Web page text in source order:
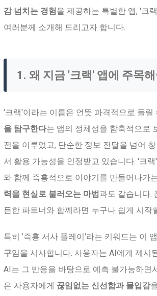
감 넘치는 경험을 제공하는 특별한 앱, '크
여러분께 소개해 드리고자 합니다.
1. 왜 지금 '크랙' 앱에 주목
'크랙'이라는 이름은 언뜻 파격적으로 들릴
을 탐구한다는 앱의 정체성을 함축적으로
전을 이루었고, 단순한 정보 전달을 넘어
서 활용 가능성을 인정받고 있습니다. '크
와 함께 즉흥적으로 이야기를 만들어나가
력을 현실로 불러오는 마법과도 같습니다.
든한 파트너와 함께라면 누구나 쉽게 시작
특히 '즉흥 서사 플레이'라는 키워드는 이
구임을 시사합니다. 사용자는 AI에게 제시
AI는 그 반응을 바탕으로 예측 불가능하면
은 사용자에게 끊임없는 신선함과 몰입감